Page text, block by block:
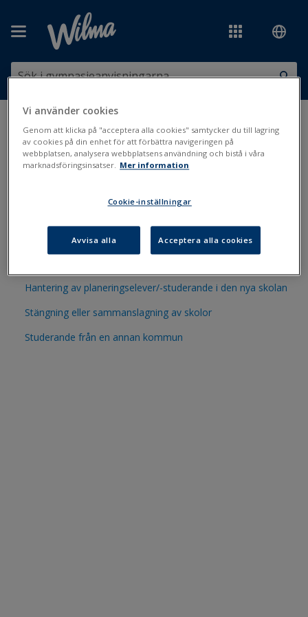
Administration och läsår
Skolbyten
Att göra skolbyten
Hantering av planeringselever/-studerande i den nya skolan
Stängning eller sammanslagning av skolor
Studerande från en annan kommun
Vi använder cookies
Genom att klicka på "acceptera alla cookies" samtycker du till lagring
av cookies på din enhet för att förbättra navigeringen på
webbplatsen, analysera webbplatsens användning och bistå i våra
marknadsföringsinsatser. Mer information
Cookie-inställningar
Avvisa alla Acceptera alla cookies